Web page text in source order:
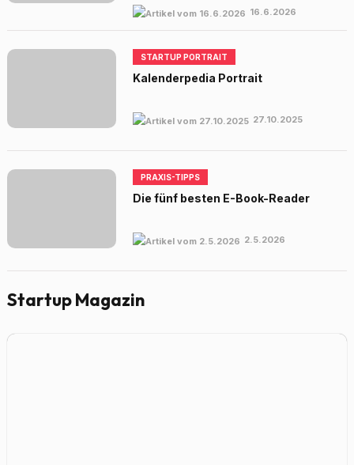
16.6.2026
STARTUP PORTRAIT
Kalenderpedia Portrait
27.10.2025
PRAXIS-TIPPS
Die fünf besten E-Book-Reader
2.5.2026
Startup Magazin